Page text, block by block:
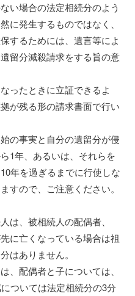
い場合の法定相続分のよう
に発生するものではなく、
するためには、遺言等によ
留分減殺請求をする旨の意
ったときに立証できるよ
が残る形の請求書面で行い
の事実と自分の遺留分が侵
1年、あるいは、それらを
年を過ぎるまでに行使しな
すので、ご注意ください。
は、被相続人の配偶者、
に亡くなっている場合は祖
はありません。
、配偶者と子については、
ついては法定相続分の3分